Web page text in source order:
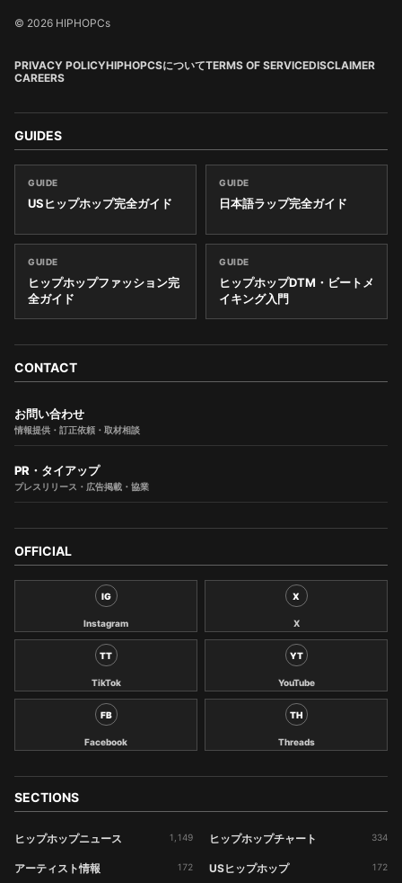
© 2026 HIPHOPCs
PRIVACY POLICYHIPHOPCSについてTERMS OF SERVICEDISCLAIMER
CAREERS
GUIDES
GUIDE
USヒップホップ完全ガイド
GUIDE
日本語ラップ完全ガイド
GUIDE
ヒップホップファッション完
全ガイド
GUIDE
ヒップホップDTM・ビートメ
イキング入門
CONTACT
お問い合わせ
情報提供・訂正依頼・取材相談
PR・タイアップ
プレスリリース・広告掲載・協業
OFFICIAL
IG
Instagram
X
X
TT
TikTok
YT
YouTube
FB
Facebook
TH
Threads
SECTIONS
ヒップホップニュース 1,149 ヒップホップチャート 334
アーティスト情報 172 USヒップホップ 172